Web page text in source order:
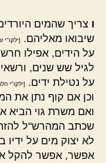
ו צריך שהמים
שיבואו מאליהם.
[ילקו"י
על הידים, אפילו
לגיל שש שנים,
על נטילת ידים.
[ילקו"י
וכן אם קוף נתן את
ואם משרת גוי הביא
שכתב המהרש"ל
לא יצוק מים על ידיו
אפשר, אפשר להקל אף